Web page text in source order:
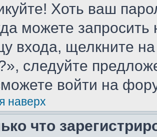
Хоть ваш
можете
входа, щелкните
следуйте
войти на
наверх
что